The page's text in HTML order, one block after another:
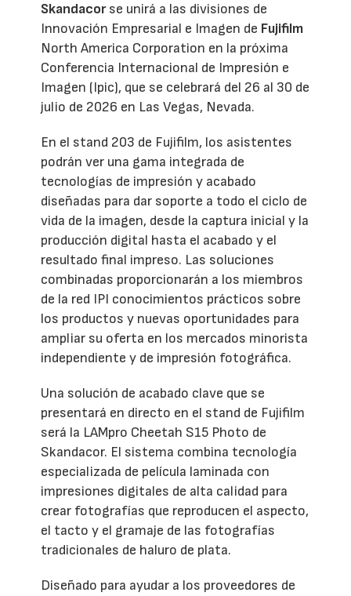
Skandacorse unirá a las divisiones de
Innovación Empresarial e Imagen de Fujifilm
North America Corporation en la próxima
Conferencia Internacional de Impresión e
Imagen (Ipic), que se celebrará del 26 al 30 de
julio de 2026 en Las Vegas, Nevada.
En el stand 203 de Fujifilm, los asistentes
podrán ver una gama integrada de
tecnologías de impresión y acabado
diseñadas para dar soporte a todo el ciclo de
vida de la imagen, desde la captura inicial y la
producción digital hasta el acabado y el
resultado final impreso. Las soluciones
combinadas proporcionarán a los miembros
de la red IPI conocimientos prácticos sobre
los productos y nuevas oportunidades para
ampliar su oferta en los mercados minorista
independiente y de impresión fotográfica.
Una solución de acabado clave que se
presentará en directo en el stand de Fujifilm
será la LAMpro Cheetah S15 Photo de
Skandacor. El sistema combina tecnología
especializada de película laminada con
impresiones digitales de alta calidad para
crear fotografías que reproducen el aspecto,
el tacto y el gramaje de las fotografías
tradicionales de haluro de plata.
Diseñado para ayudar a los proveedores de